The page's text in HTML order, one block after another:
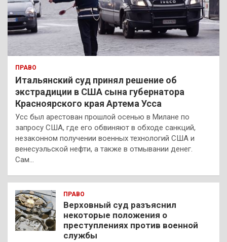
ПРАВО
Итальянский суд принял решение об
экстрадиции в США сына губернатора
Красноярского края Артема Усса
Усс был арестован прошлой осенью в Милане по
запросу США, где его обвиняют в обходе санкций,
незаконном получении военных технологий США и
венесуэльской нефти, а также в отмывании денег.
Сам…
ПРАВО
Верховный суд разъяснил
некоторые положения о
преступлениях против военной
службы